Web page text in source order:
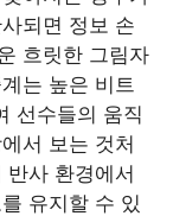
되면 정보 손
흐릿한 그림자
는 높은 비트
선수들의 움직
서 보는 것처
사 환경에서
유지할 수 있